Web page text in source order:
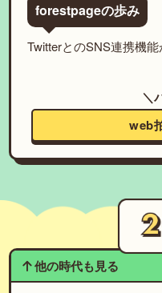
forestpageの歩み
TwitterとのSNS連携機能
＼
web
他の時代も見る